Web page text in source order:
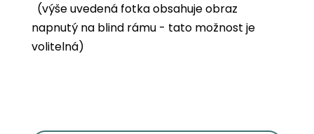
(výše uvedená fotka obsahuje obraz
napnutý na blind rámu - tato možnost je
volitelná)